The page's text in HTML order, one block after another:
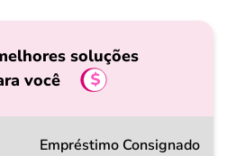
soluções
você
Empréstimo Consignado